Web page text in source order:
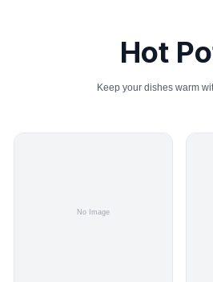
Hot
Keep your dishes warm